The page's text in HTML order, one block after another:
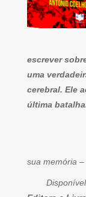
escrever
uma
cerebral. Ele
última
– Esta
sua memória –
Disponível